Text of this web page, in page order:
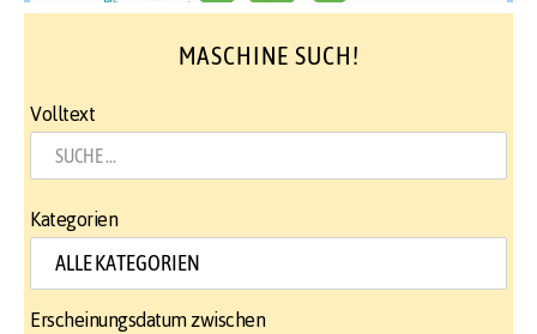
MASCHINE SUCH!
Volltext
Kategorien
Erscheinungsdatum zwischen